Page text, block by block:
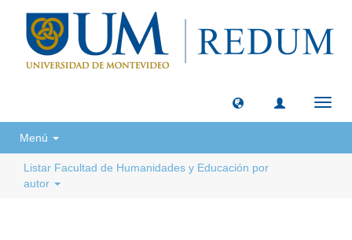
Menú
Listar Facultad de Humanidades y Educación por
autor